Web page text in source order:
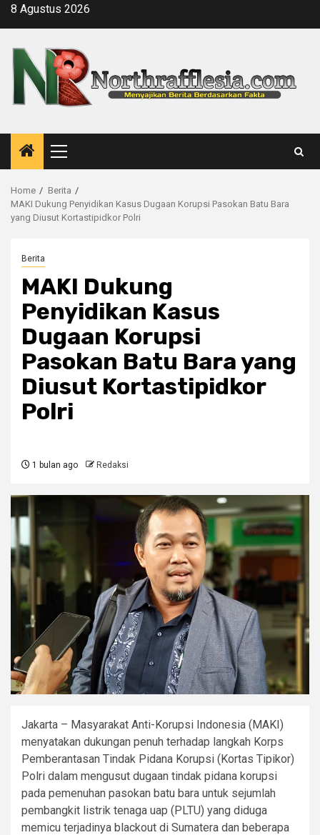
Skip8 Agustus 2026
Primary
Menu
Home
Berita
MAKI Dukung Penyidikan Kasus Dugaan Korupsi Pasokan Batu Bara
yang Diusut Kortastipidkor Polri
Berita
MAKI Dukung
Penyidikan Kasus
Dugaan Korupsi
Pasokan Batu Bara yang
Diusut Kortastipidkor
Polri
1 bulan ago Redaksi
Jakarta – Masyarakat Anti-Korupsi Indonesia (MAKI)
menyatakan dukungan penuh terhadap langkah Korps
Pemberantasan Tindak Pidana Korupsi (Kortas Tipikor)
Polri dalam mengusut dugaan tindak pidana korupsi
pada pemenuhan pasokan batu bara untuk sejumlah
pembangkit listrik tenaga uap (PLTU) yang diduga
memicu terjadinya blackout di Sumatera dan beberapa